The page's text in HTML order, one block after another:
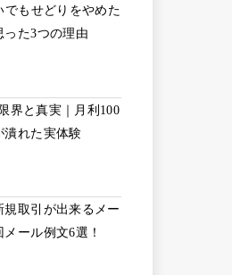
でもせどりをやめた
った3つの理由
界と真実｜月利100
潰れた実体験
規取引が出来るメー
ール例文6選！